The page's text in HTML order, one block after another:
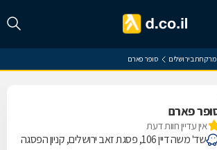
מרקחת בירושלים סופר פארם
פארם
אין עדיין חוות דעת
שד' משה דיין 106, פסגת זאב ירושלים, קניון הפסגה